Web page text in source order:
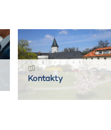
Kontakty